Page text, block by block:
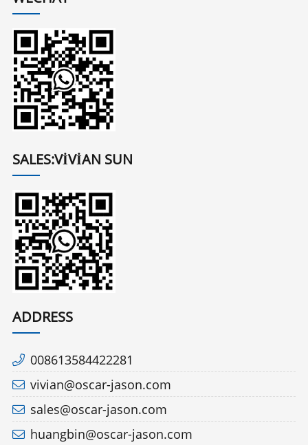
SALES:VIVIAN SUN
ADDRESS
008613584422281
vivian@oscar-jason.com
sales@oscar-jason.com
huangbin@oscar-jason.com